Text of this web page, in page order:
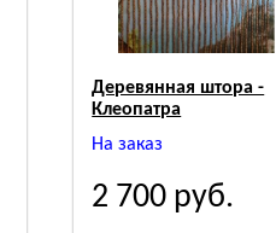
Деревянная штора -
Клеопатра
На заказ
2 700 руб.